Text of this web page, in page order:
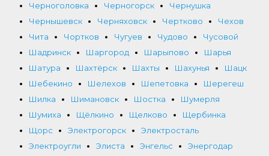
Черноголовка
Черногорск
Чернушка
Чернышевск
Черняховск Чертково
Чехов
Чита
Чортков Чугуев Чудово
Чусовой
Шадринск
Шаргород Шарыпово
Шарья
Шатура
Шахтёрск Шахты Шахунья
Шацк
Шебекино
Шелехов Шепетовка
Шерегеш
Шилка
Шимановск Шостка
Шумерля
Шумиха
Щёлкино Щелково
Щербинка
Щорс
Электрогорск
Электросталь
Электроугли
Элиста Энгельс
Энергодар